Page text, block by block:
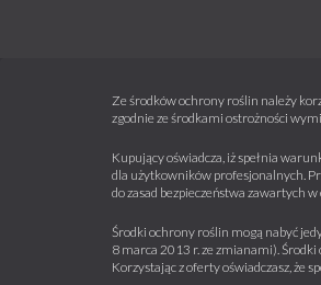
Ze środków ochrony roślin należy
zgodnie ze środkami ostrożności
Kupujący oświadcza, iż spełnia
dla użytkowników profesjonalnych.
do zasad bezpieczeństwa zawartych w
Środki ochrony roślin mogą nabyć
8 marca 2013 r. ze zmianami).
Korzystając z oferty oświadczasz, że